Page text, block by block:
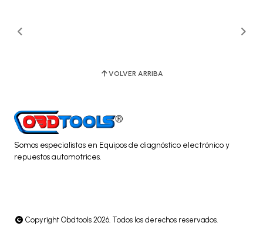
VOLVER ARRIBA
Somos especialistas en Equipos de diagnóstico electrónico y
repuestos automotrices.
Copyright Obdtools 2026. Todos los derechos reservados.